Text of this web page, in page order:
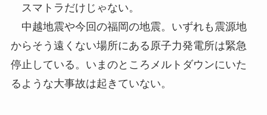
スマトラだけじゃない。
中越地震や今回の福岡の地震。いずれも震源地
からそう遠くない場所にある原子力発電所は緊急
停止している。いまのところメルトダウンにいた
るような大事故は起きていない。